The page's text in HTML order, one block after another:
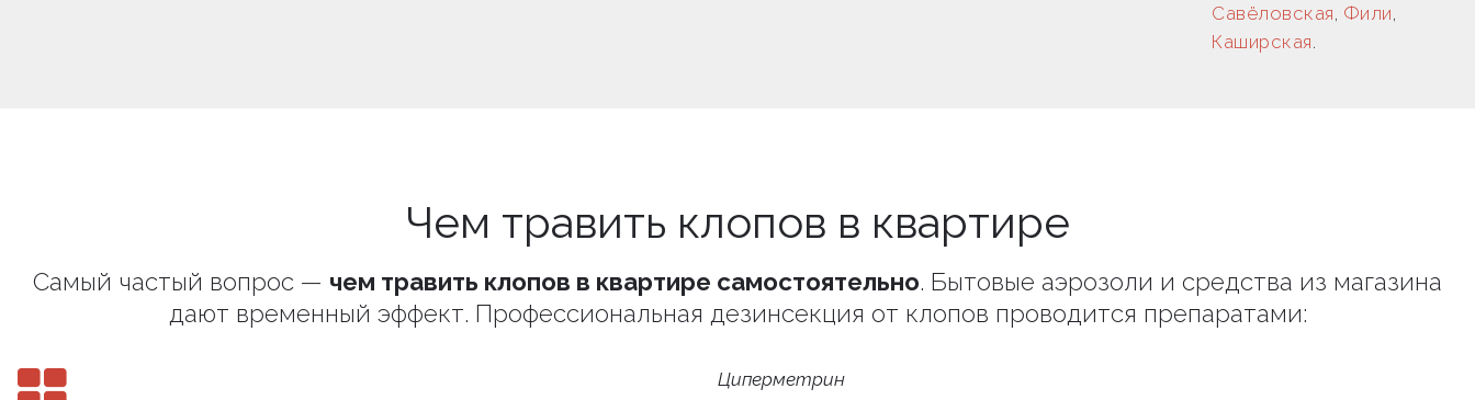
Савёловская, Фили,
Каширская.
Чем травить клопов в квартире
Самый частый вопрос — чем травить клопов в квартире самостоятельно. Бытовые аэрозоли и средства из магазина
дают временный эффект. Профессиональная дезинсекция от клопов проводится препаратами:
Циперметрин